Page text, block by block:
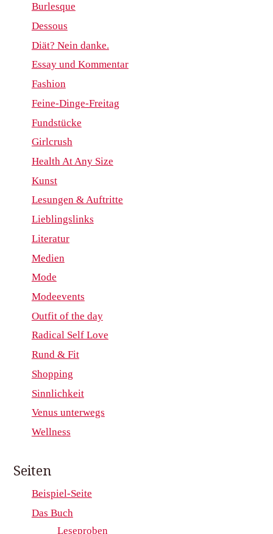
Burlesque
Dessous
Diät? Nein danke.
Essay und Kommentar
Fashion
Feine-Dinge-Freitag
Fundstücke
Girlcrush
Health At Any Size
Kunst
Lesungen & Auftritte
Lieblingslinks
Literatur
Medien
Mode
Modeevents
Outfit of the day
Radical Self Love
Rund & Fit
Shopping
Sinnlichkeit
Venus unterwegs
Wellness
Seiten
Beispiel-Seite
Das Buch
Leseproben